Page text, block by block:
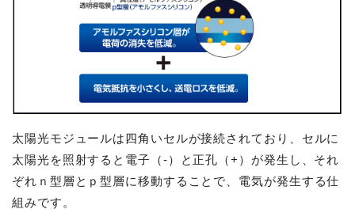
太陽光モジュールは四角いセルが接続されており、セルに
太陽光を照射すると電子（-）と正孔（+）が発生し、それ
ぞれｎ型層とｐ型層に移動することで、電気が発生する仕
組みです。